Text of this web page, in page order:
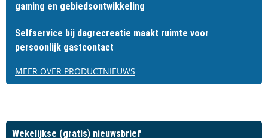
gaming en gebiedsontwikkeling
Selfservice bij dagrecreatie maakt ruimte voor
persoonlijk gastcontact
MEER OVER PRODUCTNIEUWS
Wekelijkse (gratis) nieuwsbrief